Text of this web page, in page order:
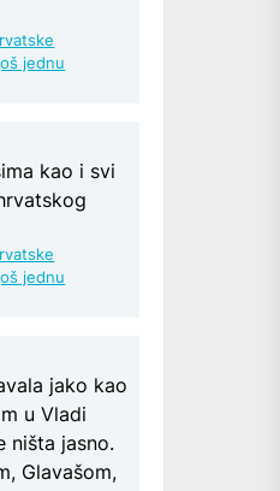
jednu
kao i svi
jednu
jako kao
u Vladi
ništa jasno.
Glavašom,